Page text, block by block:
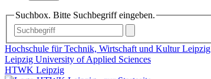
Suchbox. Bitte Suchbegriff eingeben.
Hochschule für Technik, Wirtschaft und Kultur Leipzig
Leipzig University of Applied Sciences
HTWK Leipzig